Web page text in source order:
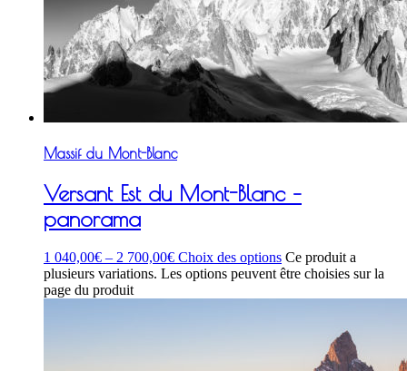
Massif du Mont-Blanc
Versant Est du Mont-Blanc –
panorama
1 040,00€ – 2 700,00€ Choix des options Ce produit a
plusieurs variations. Les options peuvent être choisies sur la
page du produit